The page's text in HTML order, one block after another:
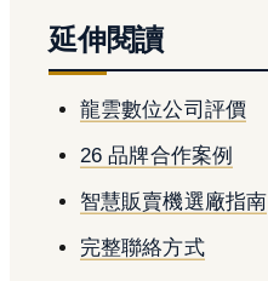
延伸閱讀
龍雲數位公司評價
26 品牌合作案例
智慧販賣機選廠指南
完整聯絡方式